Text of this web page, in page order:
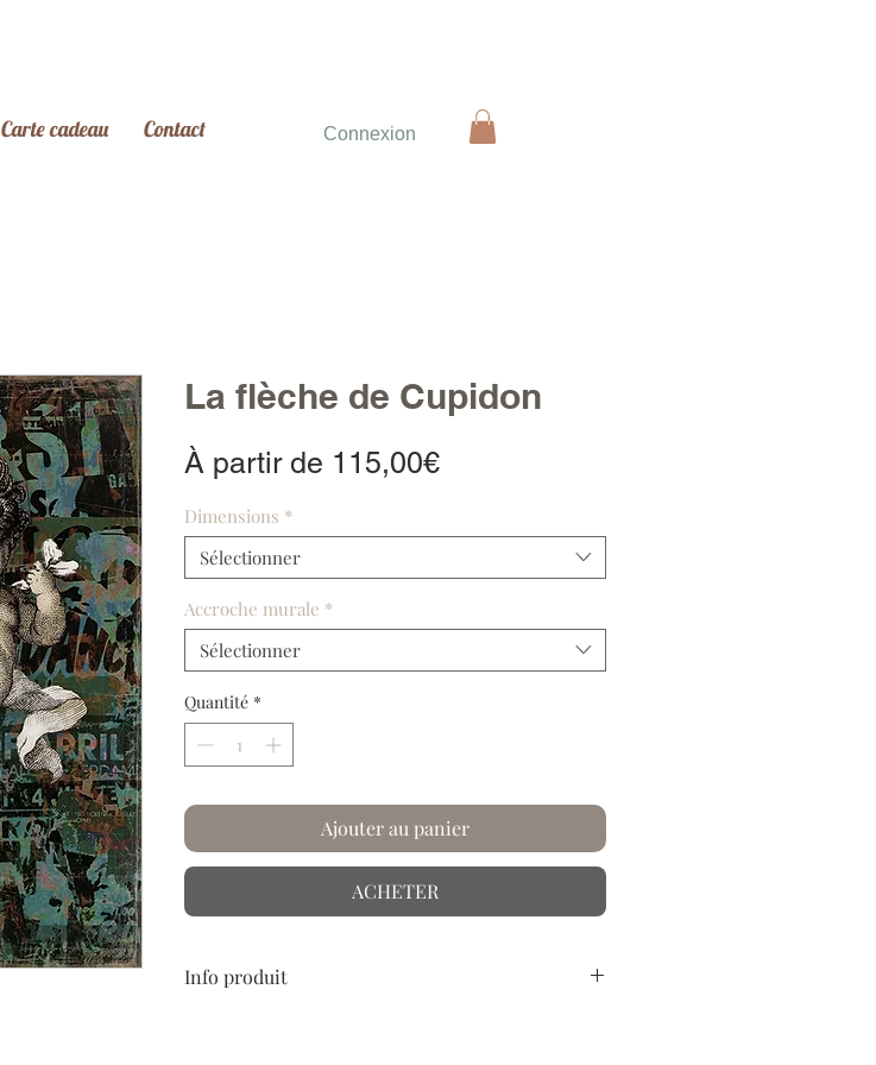
Carte cadeau Contact Connexion
La flèche de Cupidon
À partir de 115,00€Prix
Dimensions *
Sélectionner
Accroche murale *
Sélectionner
Quantité *
Ajouter au panier
ACHETER
Info produit